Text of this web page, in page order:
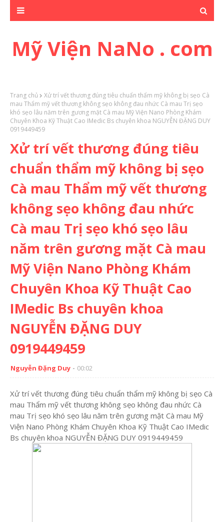
Mỹ Viện NaNo . com
Trang chủ
Xử trí vết thương đúng tiêu chuẩn thẩm mỹ không bị sẹo Cà
mau Thẩm mỹ vết thương không sẹo không đau nhức Cà mau Trị sẹo
khó sẹo lâu năm trên gương mặt Cà mau Mỹ Viện Nano Phòng Khám
Chuyên Khoa Kỹ Thuật Cao IMedic Bs chuyên khoa NGUYỄN ĐẶNG DUY
0919449459
Xử trí vết thương đúng tiêu
chuẩn thẩm mỹ không bị sẹo
Cà mau Thẩm mỹ vết thương
không sẹo không đau nhức
Cà mau Trị sẹo khó sẹo lâu
năm trên gương mặt Cà mau
Mỹ Viện Nano Phòng Khám
Chuyên Khoa Kỹ Thuật Cao
IMedic Bs chuyên khoa
NGUYỄN ĐẶNG DUY
0919449459
Nguyễn Đặng Duy 00:02
Xử trí vết thương đúng tiêu chuẩn thẩm mỹ không bị sẹo Cà
mau Thẩm mỹ vết thương không sẹo không đau nhức Cà
mau Trị sẹo khó sẹo lâu năm trên gương mặt Cà mau Mỹ
Viện Nano Phòng Khám Chuyên Khoa Kỹ Thuật Cao IMedic
Bs chuyên khoa NGUYỄN ĐẶNG DUY 0919449459